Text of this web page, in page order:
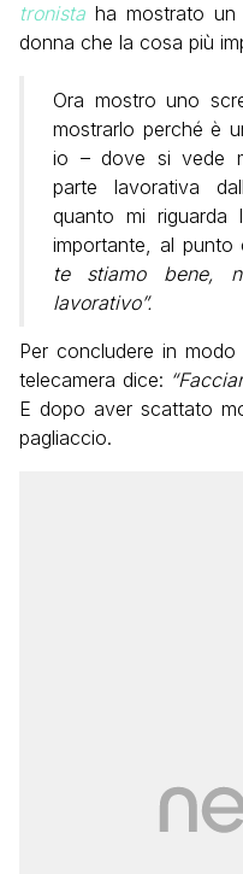
tronista ha mostrato un
donna che la cosa più
Ora mostro uno
mostrarlo perché è
io – dove si vede
parte lavorativa
quanto mi riguarda
importante, al punto
te stiamo bene,
lavorativo”.
Per concludere in modo
telecamera dice:
E dopo aver scattato
pagliaccio.